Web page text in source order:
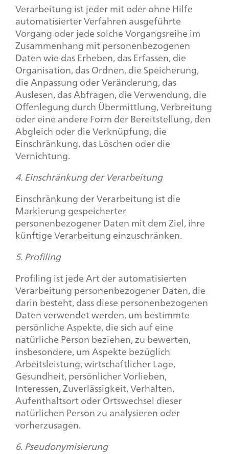
Verarbeitung ist jeder mit oder ohne Hilfe
automatisierter Verfahren ausgeführte
Vorgang oder jede solche Vorgangsreihe im
Zusammenhang mit personenbezogenen
Daten wie das Erheben, das Erfassen, die
Organisation, das Ordnen, die Speicherung,
die Anpassung oder Veränderung, das
Auslesen, das Abfragen, die Verwendung, die
Offenlegung durch Übermittlung, Verbreitung
oder eine andere Form der Bereitstellung, den
Abgleich oder die Verknüpfung, die
Einschränkung, das Löschen oder die
Vernichtung.
4. Einschränkung der Verarbeitung
Einschränkung der Verarbeitung ist die
Markierung gespeicherter
personenbezogener Daten mit dem Ziel, ihre
künftige Verarbeitung einzuschränken.
5. Profiling
Profiling ist jede Art der automatisierten
Verarbeitung personenbezogener Daten, die
darin besteht, dass diese personenbezogenen
Daten verwendet werden, um bestimmte
persönliche Aspekte, die sich auf eine
natürliche Person beziehen, zu bewerten,
insbesondere, um Aspekte bezüglich
Arbeitsleistung, wirtschaftlicher Lage,
Gesundheit, persönlicher Vorlieben,
Interessen, Zuverlässigkeit, Verhalten,
Aufenthaltsort oder Ortswechsel dieser
natürlichen Person zu analysieren oder
vorherzusagen.
6. Pseudonymisierung